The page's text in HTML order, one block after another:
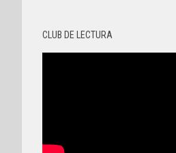
CLUB DE LECTURA